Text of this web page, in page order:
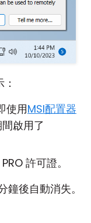
使用MSI配置器
啟用了
許可證。
鐘後自動消失。